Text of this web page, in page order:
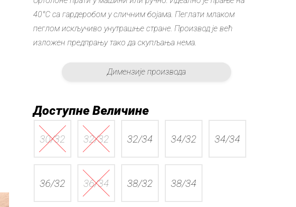
40°C са гардеробом у сличним бојама. Пеглати млаком
пеглом искључиво унутрашње стране. Производ је већ
изложен предпрању тако да скупљања нема.
Димензије производа
Доступне Величине
30/32 32/32 32/34 34/32 34/34
36/32 36/34 38/32 38/34